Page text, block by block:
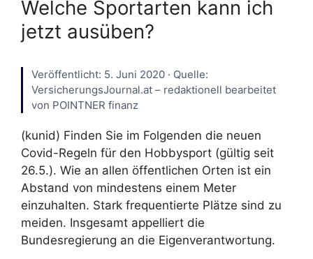
Welche Sportarten kann ich
jetzt ausüben?
Veröffentlicht: 5. Juni 2020 · Quelle:
VersicherungsJournal.at – redaktionell bearbeitet
von POINTNER finanz
(kunid) Finden Sie im Folgenden die neuen
Covid-Regeln für den Hobbysport (gültig seit
26.5.). Wie an allen öffentlichen Orten ist ein
Abstand von mindestens einem Meter
einzuhalten. Stark frequentierte Plätze sind zu
meiden. Insgesamt appelliert die
Bundesregierung an die Eigenverantwortung.